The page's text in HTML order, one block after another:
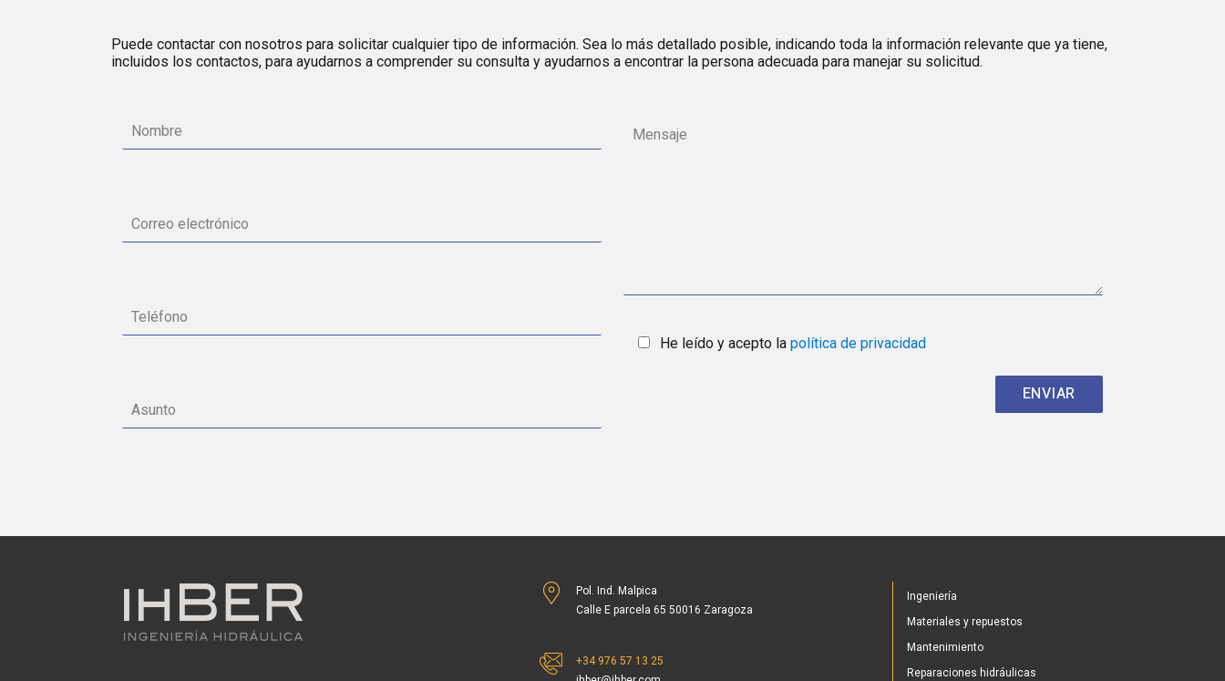
Puede contactar con nosotros para solicitar cualquier tipo de información. Sea lo más detallado posible, indicando toda la información relevante que ya tiene,
incluidos los contactos, para ayudarnos a comprender su consulta y ayudarnos a encontrar la persona adecuada para manejar su solicitud.
He leído y acepto la política de privacidad
Pol. Ind. Malpica
Calle E parcela 65 50016 Zaragoza
+34 976 57 13 25
Ingeniería
Materiales y repuestos
Mantenimiento
Reparaciones hidráulicas